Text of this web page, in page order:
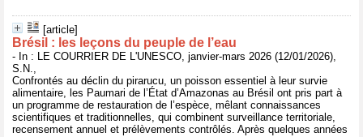
[article]
Brésil : les leçons du peuple de l’eau
- In : LE COURRIER DE L'UNESCO, janvier-mars 2026 (12/01/2026),
S.N.,
Confrontés au déclin du pirarucu, un poisson essentiel à leur survie
alimentaire, les Paumari de l’État d’Amazonas au Brésil ont pris part à
un programme de restauration de l’espèce, mêlant connaissances
scientifiques et traditionnelles, qui combinent surveillance territoriale,
recensement annuel et prélèvements contrôlés. Après quelques années